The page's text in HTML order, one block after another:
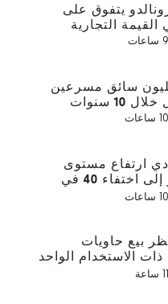
يتفوق على
القيمة التجارية
3.6 مليون سائق مسرعين
10 سنوات
ارتفاع مستوى
سطح البحر إلى اختفاء 40 في
البرتغال
بيع حاويات
الاستخدام الواحد